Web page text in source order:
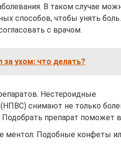
В таком случае
способов, чтобы унять
с врачом.
за ухом: что делать?
Нестероидные
снимают не только
препарат поможет
ментол. Подобные конфеты